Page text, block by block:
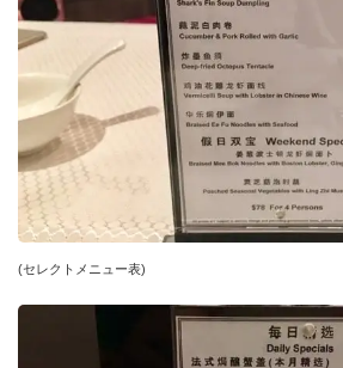
(セレクトメニュー表)